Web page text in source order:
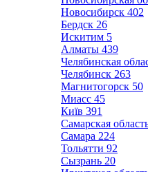
Новосибирск 402
Бердск 26
Искитим 5
Алматы 439
Челябинская
Челябинск 263
Магнитогорск 50
Миасс 45
Київ 391
Самарская
Самара 224
Тольятти 92
Сызрань 20